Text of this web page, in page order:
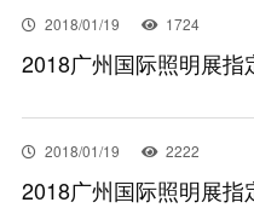
联系我们
2018/01/19 1724
2018广州国际照明展指
2018/01/19 2222
2018广州国际照明展指